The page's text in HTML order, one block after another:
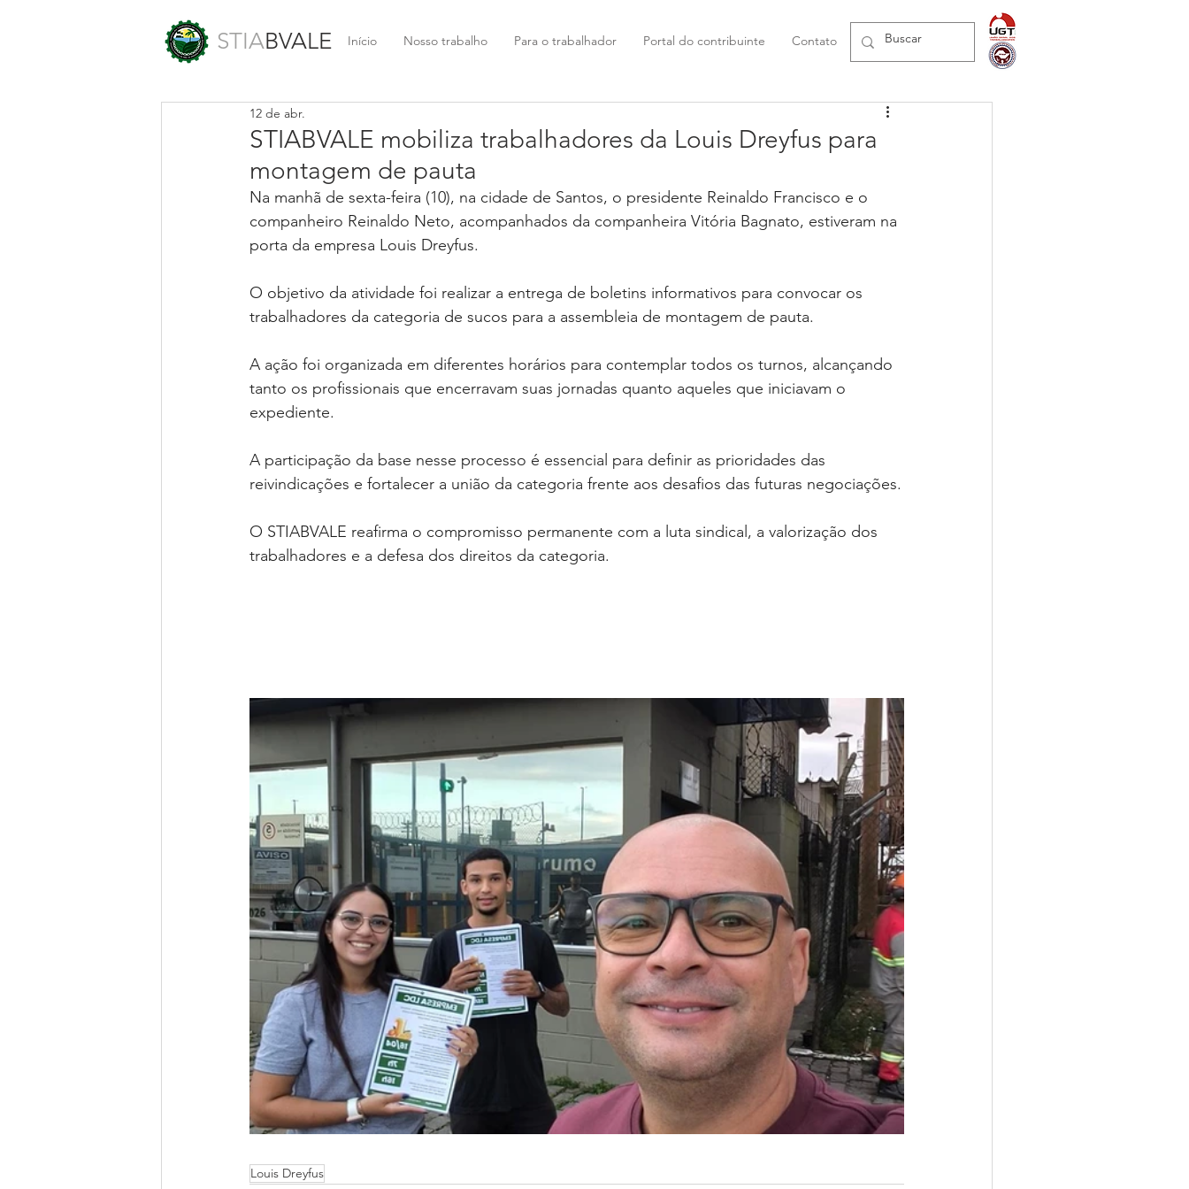
STIABVALE Início Nosso trabalho Para o trabalhador Portal do contribuinte Contato
STIABVALE mobiliza trabalhadores da Louis Dreyfus para
montagem de pauta
12 de abr.
Na manhã de sexta-feira (10), na cidade de Santos, o presidente Reinaldo Francisco e o
companheiro Reinaldo Neto, acompanhados da companheira Vitória Bagnato, estiveram na
porta da empresa Louis Dreyfus.
O objetivo da atividade foi realizar a entrega de boletins informativos para convocar os
trabalhadores da categoria de sucos para a assembleia de montagem de pauta.
A ação foi organizada em diferentes horários para contemplar todos os turnos, alcançando
tanto os profissionais que encerravam suas jornadas quanto aqueles que iniciavam o
expediente.
A participação da base nesse processo é essencial para definir as prioridades das
reivindicações e fortalecer a união da categoria frente aos desafios das futuras negociações.
O STIABVALE reafirma o compromisso permanente com a luta sindical, a valorização dos
trabalhadores e a defesa dos direitos da categoria.
Louis Dreyfus